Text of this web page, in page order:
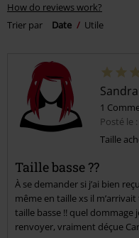
How do reviews work?
Trier par
Date Utile
1
Posté le
Taille
Taille basse ??
À se demander si j’ai bien
même en taille xs il
taille basse !! quel dommage
renvoyer, vraiment déçue